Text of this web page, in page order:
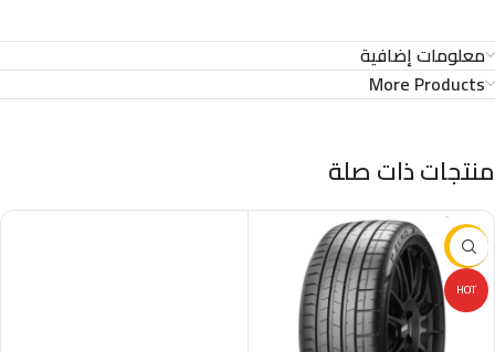
معلومات إضافية
More Products
منتجات ذات صلة
-16%
HOT